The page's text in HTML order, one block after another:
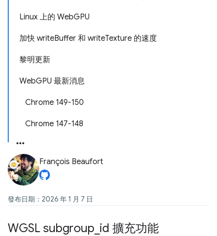
Linux 上的 WebGPU
加快 writeBuffer 和 writeTexture 的速度
黎明更新
WebGPU 最新消息
Chrome 149-150
Chrome 147-148
François Beaufort
發布日期：2026 年 1 月 7 日
WGSL subgroup id 擴充功能